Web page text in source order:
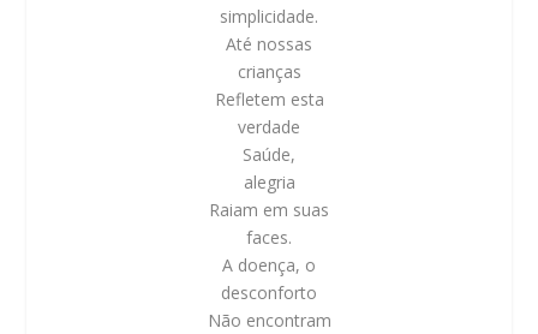
simplicidade.
Até nossas
crianças
Refletem esta
verdade
Saúde,
alegria
Raiam em suas
faces.
A doença, o
desconforto
Não encontram